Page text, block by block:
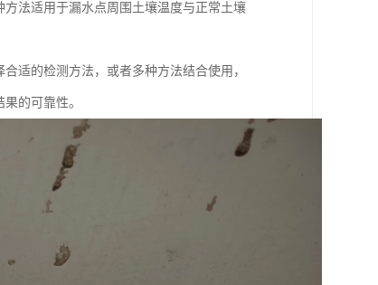
法适用于漏水点周围土壤温度与正常土壤
适的检测方法，或者多种方法结合使用，
的可靠性。